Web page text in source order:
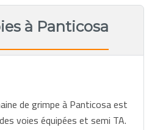
à Panticosa
de grimpe à Panticosa est
voies équipées et semi TA.